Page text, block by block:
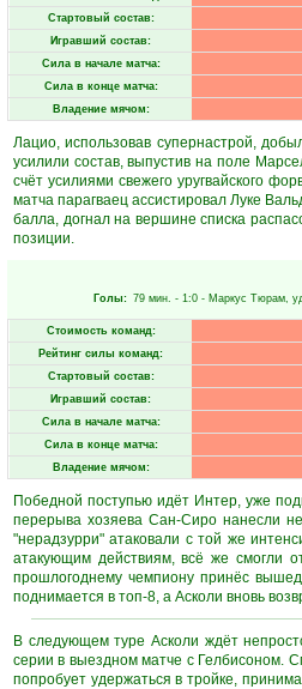
Стартовый состав:
Игравший состав:
Сила в начале матча:
Сила в конце матча:
Владение мячом:
Лацио, использовав супернастрой,
усилили состав, выпустив на поле
счёт усилиями свежего уругвайского
матча парагваец ассистировал Луке
балла, догнал на вершине списка
позиции.
Голы: 79 мин. - 1:0 - Маркус Тюрам,
Стоимость команд:
Рейтинг силы команд:
Стартовый состав:
Игравший состав:
Сила в начале матча:
Сила в конце матча:
Владение мячом:
Победной поступью идёт Интер, уже
перерыва хозяева Сан-Сиро нанесли
"нерадзурри" атаковали с той же
атакующим действиям, всё же смогли
прошлогоднему чемпиону принёс
поднимается в топ-8, а Асколи вновь
В следующем туре Асколи ждёт
серии в выездном матче с Гелбисоном.
попробует удержаться в тройке,